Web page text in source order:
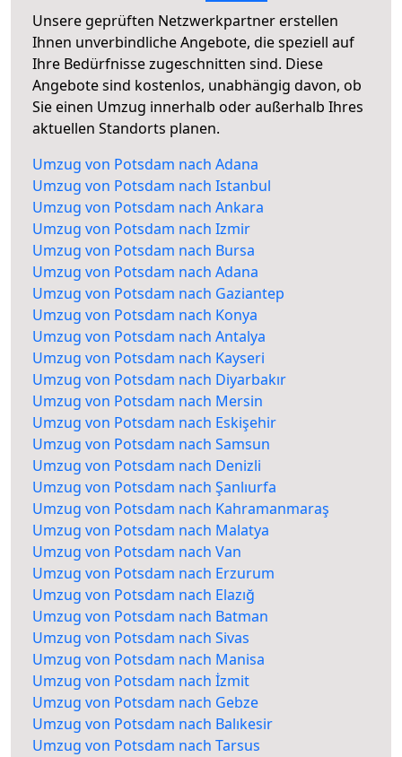
Unsere geprüften Netzwerkpartner erstellen
Ihnen unverbindliche Angebote, die speziell auf
Ihre Bedürfnisse zugeschnitten sind. Diese
Angebote sind kostenlos, unabhängig davon, ob
Sie einen Umzug innerhalb oder außerhalb Ihres
aktuellen Standorts planen.
Umzug von Potsdam nach Adana
Umzug von Potsdam nach Istanbul
Umzug von Potsdam nach Ankara
Umzug von Potsdam nach Izmir
Umzug von Potsdam nach Bursa
Umzug von Potsdam nach Adana
Umzug von Potsdam nach Gaziantep
Umzug von Potsdam nach Konya
Umzug von Potsdam nach Antalya
Umzug von Potsdam nach Kayseri
Umzug von Potsdam nach Diyarbakır
Umzug von Potsdam nach Mersin
Umzug von Potsdam nach Eskişehir
Umzug von Potsdam nach Samsun
Umzug von Potsdam nach Denizli
Umzug von Potsdam nach Şanlıurfa
Umzug von Potsdam nach Kahramanmaraş
Umzug von Potsdam nach Malatya
Umzug von Potsdam nach Van
Umzug von Potsdam nach Erzurum
Umzug von Potsdam nach Elazığ
Umzug von Potsdam nach Batman
Umzug von Potsdam nach Sivas
Umzug von Potsdam nach Manisa
Umzug von Potsdam nach İzmit
Umzug von Potsdam nach Gebze
Umzug von Potsdam nach Balıkesir
Umzug von Potsdam nach Tarsus